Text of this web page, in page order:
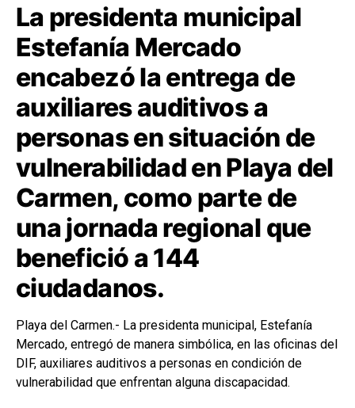
La presidenta municipal
Estefanía Mercado
encabezó la entrega de
auxiliares auditivos a
personas en situación de
vulnerabilidad en Playa del
Carmen, como parte de
una jornada regional que
benefició a 144
ciudadanos.
Playa del Carmen.- La presidenta municipal, Estefanía
Mercado, entregó de manera simbólica, en las oficinas del
DIF, auxiliares auditivos a personas en condición de
vulnerabilidad que enfrentan alguna discapacidad.